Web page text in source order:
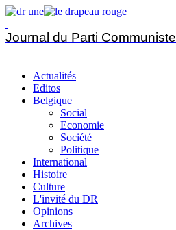
Journal du Parti Communiste
Actualités
Editos
Belgique
Social
Economie
Société
Politique
International
Histoire
Culture
L'invité du DR
Opinions
Archives